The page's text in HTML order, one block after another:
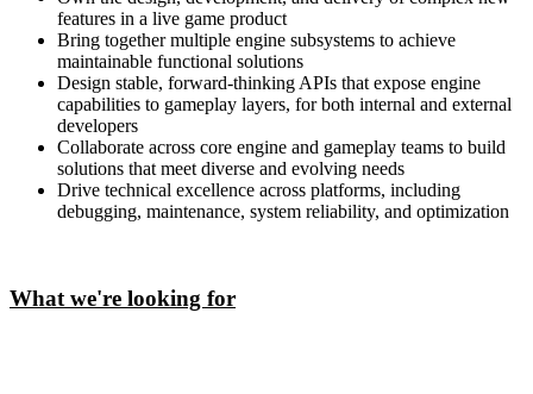
features in a live game product
Bring together multiple engine subsystems to achieve
maintainable functional solutions
Design stable, forward-thinking APIs that expose engine
capabilities to gameplay layers, for both internal and external
developers
Collaborate across core engine and gameplay teams to build
solutions that meet diverse and evolving needs
Drive technical excellence across platforms, including
debugging, maintenance, system reliability, and optimization
What we're looking for